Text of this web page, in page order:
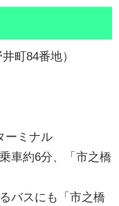
町84番地）
ーミナル
車約6分、「市之橋
スにも「市之橋